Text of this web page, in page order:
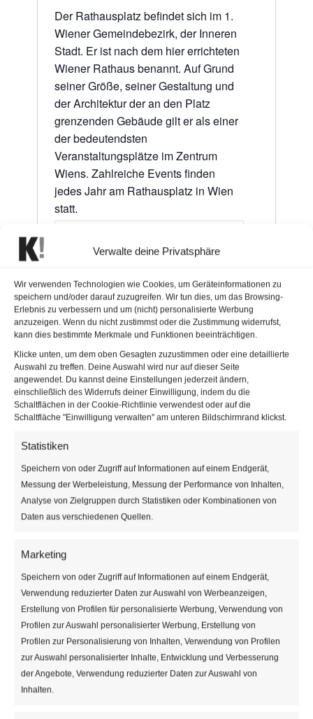
Verwalte deine Privatsphäre
Wir verwenden Technologien wie Cookies, um Geräteinformationen zu
speichern und/oder darauf zuzugreifen. Wir tun dies, um das Browsing-
Erlebnis zu verbessern und um (nicht) personalisierte Werbung
anzuzeigen. Wenn du nicht zustimmst oder die Zustimmung widerrufst,
kann dies bestimmte Merkmale und Funktionen beeinträchtigen.
Klicke unten, um dem oben Gesagten zuzustimmen oder eine detaillierte
Auswahl zu treffen. Deine Auswahl wird nur auf dieser Seite
angewendet. Du kannst deine Einstellungen jederzeit ändern,
einschließlich des Widerrufs deiner Einwilligung, indem du die
Schaltflächen in der Cookie-Richtlinie verwendest oder auf die
Schaltfläche "Einwilligung verwalten" am unteren Bildschirmrand klickst.
Statistiken
Speichern von oder Zugriff auf Informationen auf einem Endgerät,
Messung der Werbeleistung, Messung der Performance von Inhalten,
Analyse von Zielgruppen durch Statistiken oder Kombinationen von
Daten aus verschiedenen Quellen.
Marketing
Speichern von oder Zugriff auf Informationen auf einem Endgerät,
Verwendung reduzierter Daten zur Auswahl von Werbeanzeigen,
Erstellung von Profilen für personalisierte Werbung, Verwendung von
Profilen zur Auswahl personalisierter Werbung, Erstellung von
Profilen zur Personalisierung von Inhalten, Verwendung von Profilen
zur Auswahl personalisierter Inhalte, Entwicklung und Verbesserung
der Angebote, Verwendung reduzierter Daten zur Auswahl von
Inhalten.
Der Rathausplatz befindet sich im 1.
Wiener Gemeindebezirk, der Inneren
Stadt. Er ist nach dem hier errichteten
Wiener Rathaus benannt. Auf Grund
seiner Größe, seiner Gestaltung und
der Architektur der an den Platz
grenzenden Gebäude gilt er als einer
der bedeutendsten
Veranstaltungsplätze im Zentrum
Wiens. Zahlreiche Events finden
jedes Jahr am Rathausplatz in Wien
statt.
Wiener Silvesterpfad am Rathausplatz vor
dem Rathaus | © Stadt Wien Marketing |
Johannes Wiedl
Veranstaltungen an diesem
04.07.2020 - 09.08.2026
Datum
wählen.
September 2020
MI.
16